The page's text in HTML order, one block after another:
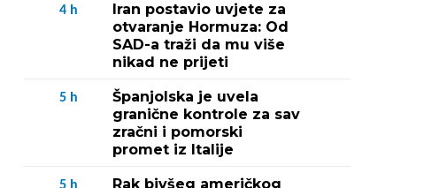
4 h
Iran postavio uvjete za
otvaranje Hormuza: Od
SAD-a traži da mu više
nikad ne prijeti
5 h
Španjolska je uvela
granične kontrole za sav
zračni i pomorski
promet iz Italije
Rak bivšeg američkog